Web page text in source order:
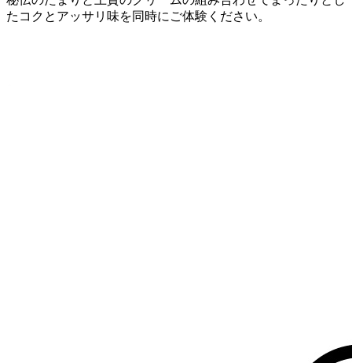
たコクとアッサリ味を同時にご体験ください。